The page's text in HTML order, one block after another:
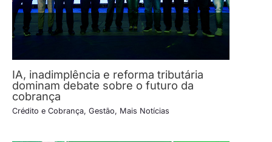
IA, inadimplência e reforma tributária
dominam debate sobre o futuro da
cobrança
Crédito e Cobrança, Gestão, Mais Notícias